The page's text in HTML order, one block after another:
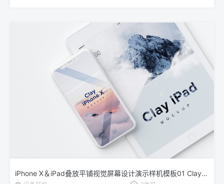
iPhone X＆iPad叠放平铺视觉屏幕设计演示样机模板01 Clay iPhone X and iPad Mockup 01